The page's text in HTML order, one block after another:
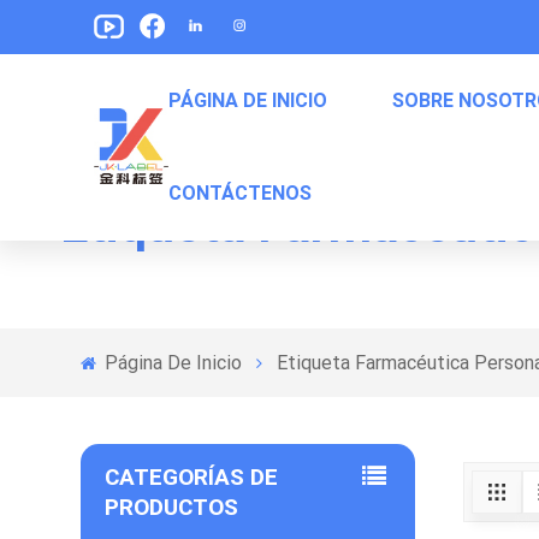
PÁGINA DE INICIO SOBRE
CONTÁCTENOS
Etiqueta
Página De Inicio Etiqueta Farmacéutica
CATEGORÍAS DE
PRODUCTOS